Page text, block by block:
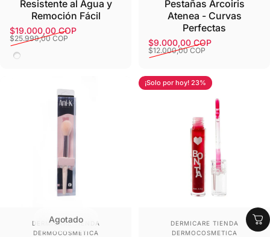
Resistente al Agua y
Remoción Fácil
Precio de oferta
$19.000,00 COP
Precio habitual
$25.999,00 COP
Cafe
Pestañas Arcoiris
Atenea - Curvas
Perfectas
Precio de oferta
$9.000,00 COP
Precio habitual
$12.000,00 COP
Agotado
Proveedor:
DERMICARE TIENDA
DERMOCOSMETICA
¡Solo por hoy! 23%
Proveedor:
DERMICARE TIENDA
DERMOCOSMETICA